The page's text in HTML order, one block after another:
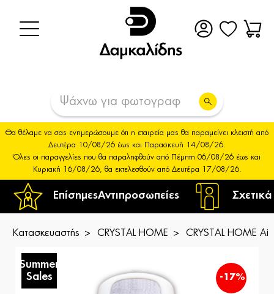
ΕπίσημεςΑντιπροσωπείες
Θα θέλαμε να σας ενημερώσουμε ότι η εταιρεία μας θα παραμείνει κλειστή από
Δευτέρα 10/08/26 έως και Παρασκευή 14/08/26.
Όλες οι παραγγελίες που θα παραληφθούν από Πέμπτη 06/08/26 έως και
Κυριακή 16/08/26, θα εκτελεσθούν από Δευτέρα 17/08/26.
Κατασκευαστής CRYSTAL HOME CRYSTAL HOME
Summer
Sales
-17%